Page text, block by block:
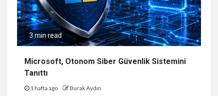
3 min read
Microsoft, Otonom Siber Güvenlik Sistemini
Tanıttı
1 hafta ago Burak Aydın